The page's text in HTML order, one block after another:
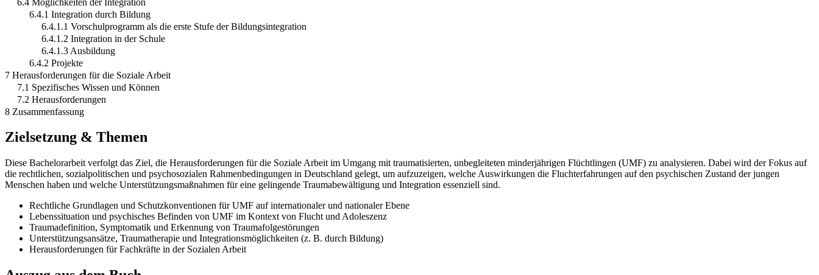
6.4.1 Integration durch Bildung
6.4.1.1 Vorschulprogramm als die erste Stufe der Bildungsintegration
6.4.1.2 Integration in der Schule
6.4.1.3 Ausbildung
6.4.2 Projekte
7 Herausforderungen für die Soziale Arbeit
7.1 Spezifisches Wissen und Können
7.2 Herausforderungen
8 Zusammenfassung
Zielsetzung & Themen
Diese Bachelorarbeit verfolgt das Ziel, die Herausforderungen für die Soziale Arbeit im Umgang mit traumatisierten, unbegleiteten minderjährigen Flüchtlingen (UMF) zu analysieren. Dabei wird der Fokus auf
die rechtlichen, sozialpolitischen und psychosozialen Rahmenbedingungen in Deutschland gelegt, um aufzuzeigen, welche Auswirkungen die Fluchterfahrungen auf den psychischen Zustand der jungen
Menschen haben und welche Unterstützungsmaßnahmen für eine gelingende Traumabewältigung und Integration essenziell sind.
Rechtliche Grundlagen und Schutzkonventionen für UMF auf internationaler und nationaler Ebene
Lebenssituation und psychisches Befinden von UMF im Kontext von Flucht und Adoleszenz
Traumadefinition, Symptomatik und Erkennung von Traumafolgestörungen
Unterstützungsansätze, Traumatherapie und Integrationsmöglichkeiten (z. B. durch Bildung)
Herausforderungen für Fachkräfte in der Sozialen Arbeit